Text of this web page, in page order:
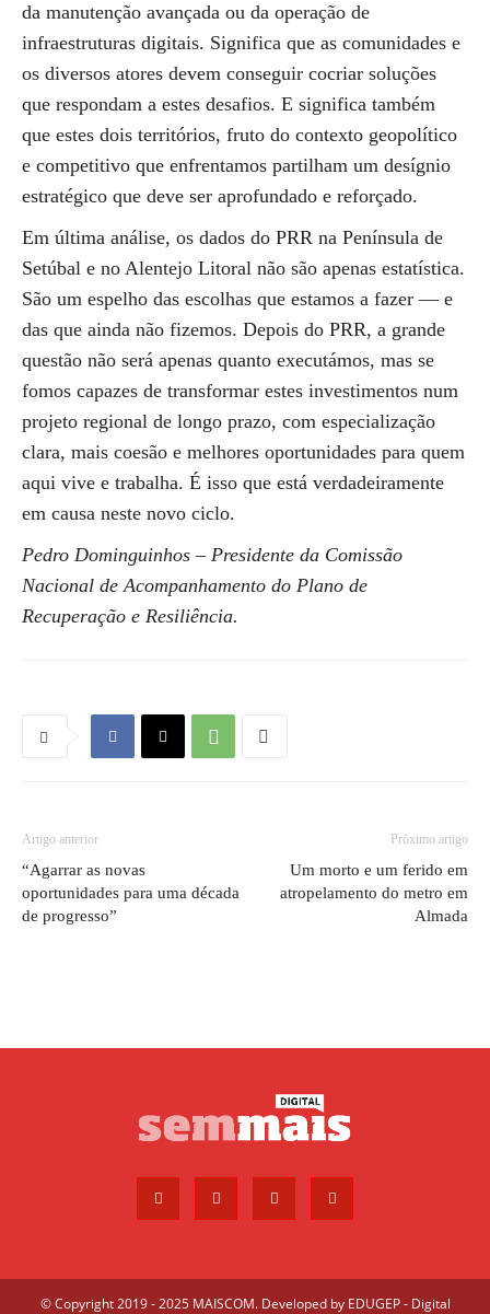
da manutenção avançada ou da operação de
infraestruturas digitais. Significa que as comunidades e
os diversos atores devem conseguir cocriar soluções
que respondam a estes desafios. E significa também
que estes dois territórios, fruto do contexto geopolítico
e competitivo que enfrentamos partilham um desígnio
estratégico que deve ser aprofundado e reforçado.
Em última análise, os dados do PRR na Península de
Setúbal e no Alentejo Litoral não são apenas estatística.
São um espelho das escolhas que estamos a fazer — e
das que ainda não fizemos. Depois do PRR, a grande
questão não será apenas quanto executámos, mas se
fomos capazes de transformar estes investimentos num
projeto regional de longo prazo, com especialização
clara, mais coesão e melhores oportunidades para quem
aqui vive e trabalha. É isso que está verdadeiramente
em causa neste novo ciclo.
Pedro Dominguinhos – Presidente da Comissão
Nacional de Acompanhamento do Plano de
Recuperação e Resiliência.
Artigo anterior
“Agarrar as novas
oportunidades para uma década
de progresso”
Próximo artigo
Um morto e um ferido em
atropelamento do metro em
Almada
© Copyright 2019 - 2025 MAISCOM. Developed by EDUGEP - Digital